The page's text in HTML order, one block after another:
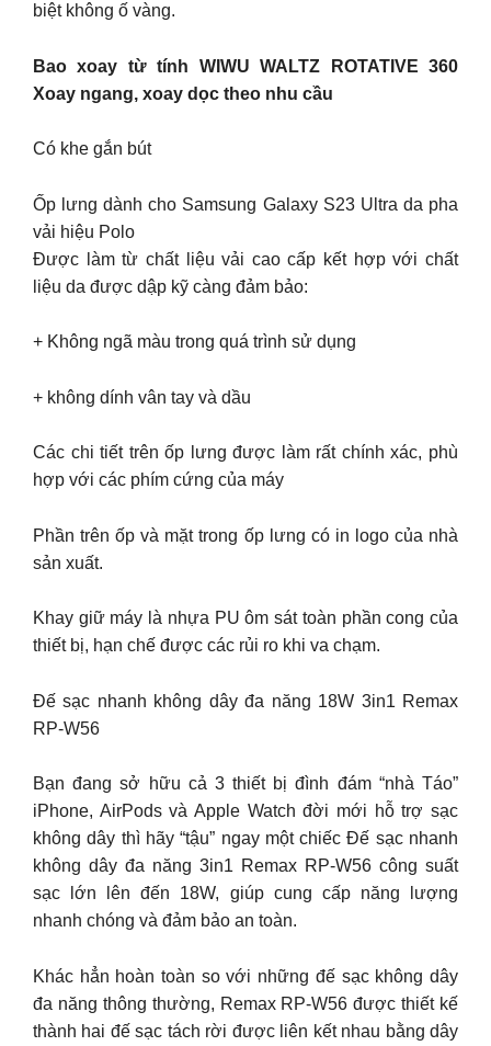
biệt không ố vàng.
Bao xoay từ tính WIWU WALTZ ROTATIVE 360
️Xoay ngang, xoay dọc theo nhu cầu
️Có khe gắn bút
Ốp lưng dành cho Samsung Galaxy S23 Ultra da pha
vải hiệu Polo
Được làm từ chất liệu vải cao cấp kết hợp với chất
liệu da được dập kỹ càng đảm bảo:
+ Không ngã màu trong quá trình sử dụng
+ không dính vân tay và dầu
Các chi tiết trên ốp lưng được làm rất chính xác, phù
hợp với các phím cứng của máy
Phần trên ốp và mặt trong ốp lưng có in logo của nhà
sản xuất.
Khay giữ máy là nhựa PU ôm sát toàn phần cong của
thiết bị, hạn chế được các rủi ro khi va chạm.
Đế sạc nhanh không dây đa năng 18W 3in1 Remax
RP-W56
Bạn đang sở hữu cả 3 thiết bị đình đám “nhà Táo”
iPhone, AirPods và Apple Watch đời mới hỗ trợ sạc
không dây thì hãy “tậu” ngay một chiếc Đế sạc nhanh
không dây đa năng 3in1 Remax RP-W56 công suất
sạc lớn lên đến 18W, giúp cung cấp năng lượng
nhanh chóng và đảm bảo an toàn.
Khác hẳn hoàn toàn so với những đế sạc không dây
đa năng thông thường, Remax RP-W56 được thiết kế
thành hai đế sạc tách rời được liên kết nhau bằng dây